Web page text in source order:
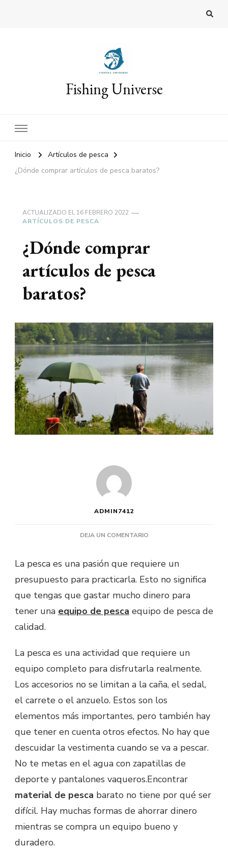
Fishing Universe
Inicio
Artículos de pesca
¿Dónde comprar artículos de pesca baratos?
ACTUALIZADO EL16 FEBRERO 2022
ARTÍCULOS DE PESCA
¿Dónde comprar
artículos de pesca
baratos?
ADMIN7412
DEJA UN COMENTARIOEN
ARTÍCULOS
DE
BARATOS?
La pesca es una pasión que requiere un
presupuesto para practicarla. Esto no significa
que tengas que gastar mucho dinero para
tener una equipo de pesca equipo de pesca de
calidad.
La pesca es una actividad que requiere un
equipo completo para disfrutarla realmente.
Los accesorios no se limitan a la caña, el sedal,
el carrete o el anzuelo. Estos son los
elementos más importantes, pero también hay
que tener en cuenta otros efectos. No hay que
descuidar la vestimenta cuando se va a pescar.
No te metas en el agua con zapatillas de
deporte y pantalones vaqueros.Encontrar
material de pesca barato no tiene por qué ser
difícil. Hay muchas formas de ahorrar dinero
mientras se compra un equipo bueno y
duradero.